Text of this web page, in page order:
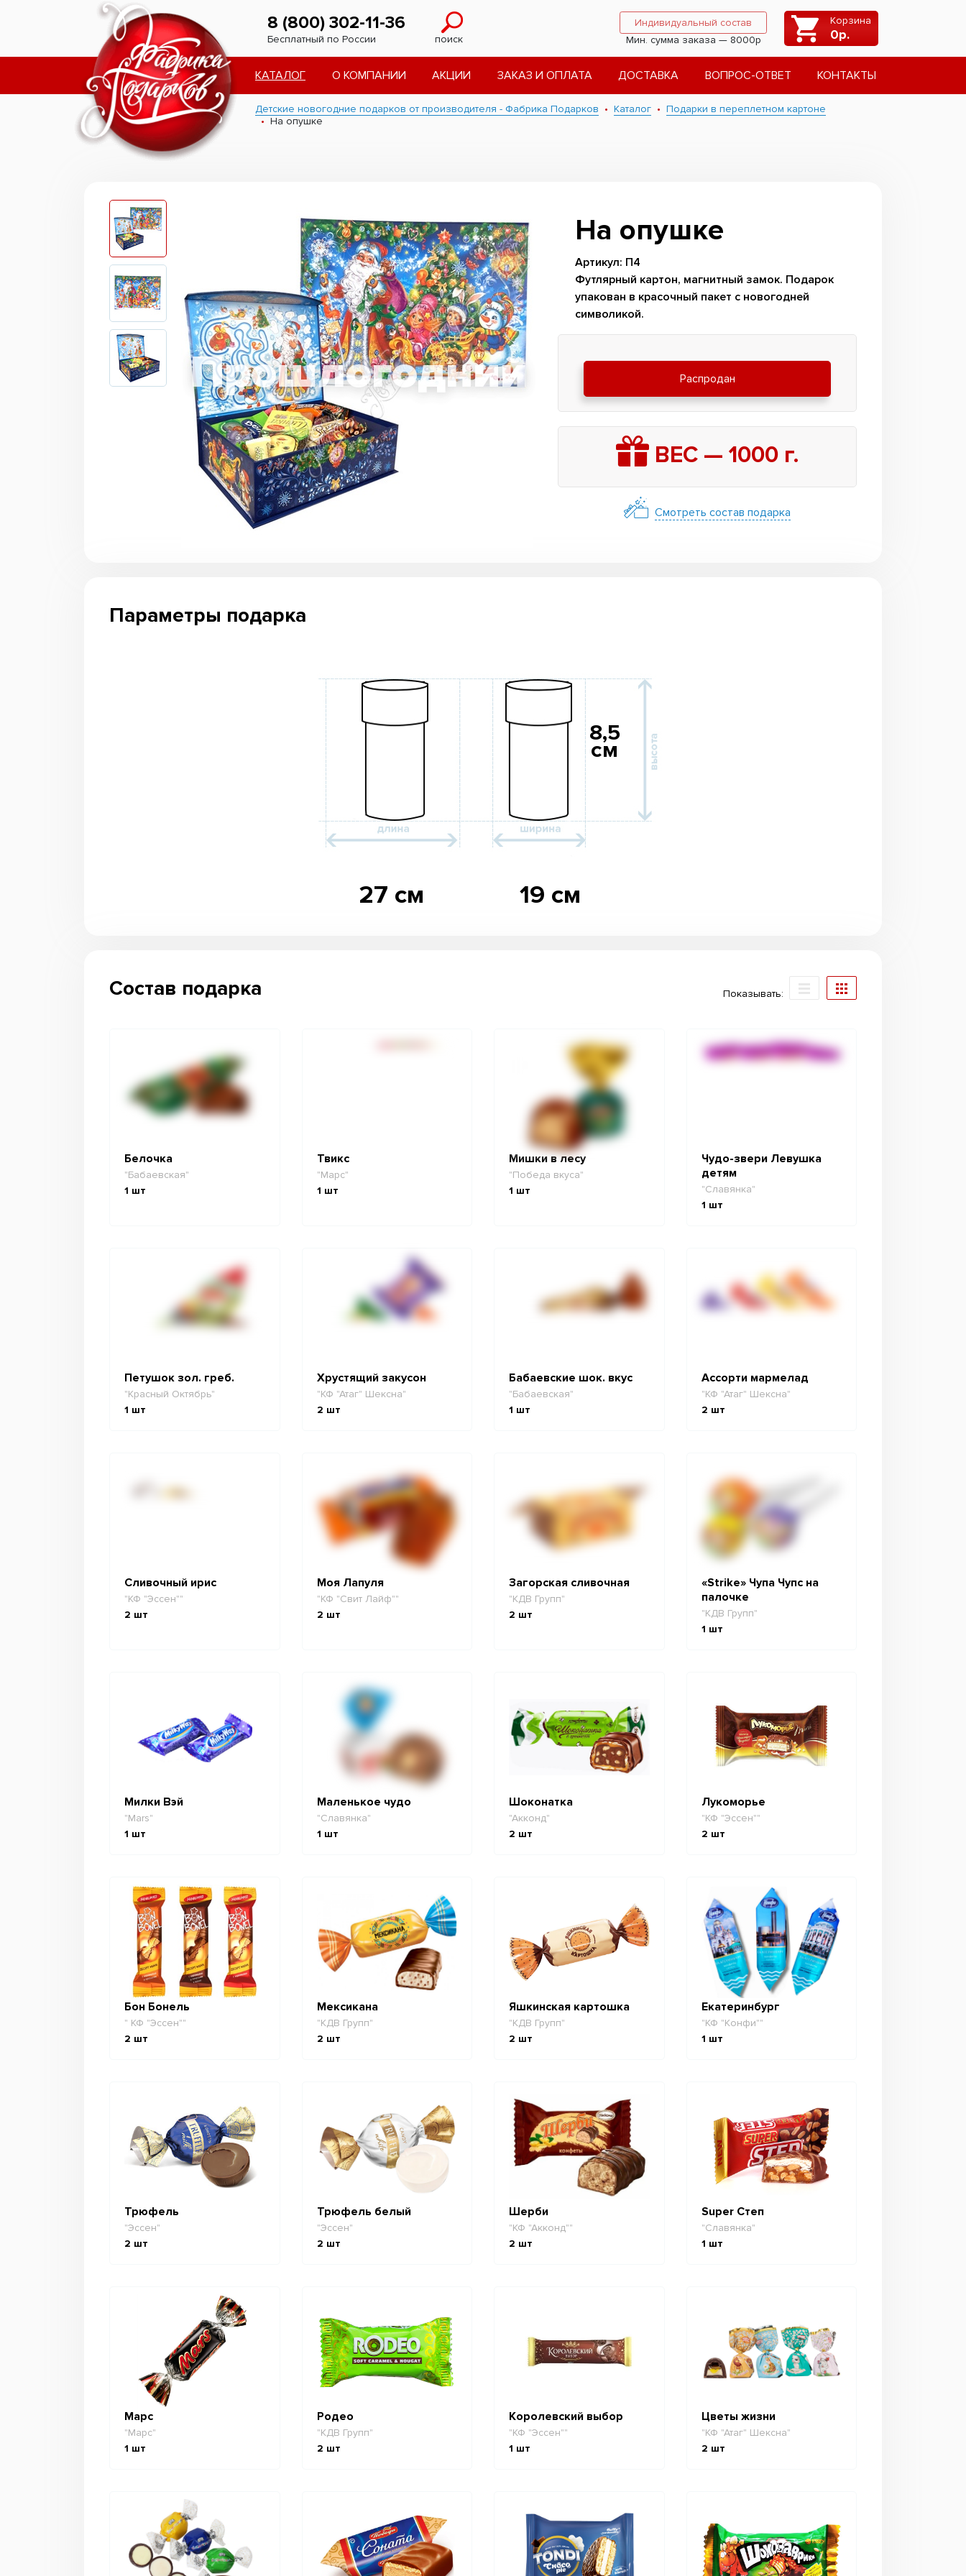
8 (800) 302-11-36
Бесплатный по России поиск
Индивидуальный состав
Мин. сумма заказа — 8000р
Корзина
0р.
КАТАЛОГ О КОМПАНИИ АКЦИИ ЗАКАЗ И ОПЛАТА ДОСТАВКА ВОПРОС-ОТВЕТ КОНТАКТЫ
Детские новогодние подарков от производителя - Фабрика Подарков Каталог
Подарки в переплетном картоне
На опушке
На опушке
Артикул: П4
Футлярный картон, магнитный замок. Подарок
упакован в красочный пакет с новогодней
символикой.
Распродан
ВЕС — 1000г.
Смотреть состав подарка
Параметры подарка
27 см 19 см
8,5
см
Состав подарка Показывать:
Белочка
"Бабаевская"
1 шт
Твикс
"Марс"
1 шт
Мишки в лесу
"Победа вкуса"
1 шт
Чудо-звери Левушка
детям
"Славянка"
1 шт
Петушок зол. греб.
"Красный Октябрь"
1 шт
Хрустящий закусон
"КФ "Атаг" Шексна"
2 шт
Бабаевские шок. вкус
"Бабаевская"
1 шт
Ассорти мармелад
"КФ "Атаг" Шексна"
2 шт
Сливочный ирис
"КФ "Эссен""
2 шт
Моя Лапуля
"КФ "Свит Лайф""
2 шт
Загорская сливочная
"КДВ Групп"
2 шт
«Strike» Чупа Чупс на
палочке
"КДВ Групп"
1 шт
Милки Вэй
"Mars"
1 шт
Маленькое чудо
"Славянка"
1 шт
Шоконатка
"Акконд"
2 шт
Лукоморье
"КФ "Эссен""
2 шт
Бон Бонель
" КФ "Эссен""
2 шт
Мексикана
"КДВ Групп"
2 шт
Яшкинская картошка
"КДВ Групп"
2 шт
Екатеринбург
"КФ "Конфи""
1 шт
Трюфель
"Эссен"
2 шт
Трюфель белый
"Эссен"
2 шт
Шерби
"КФ "Акконд""
2 шт
Super Степ
"Славянка"
1 шт
Марс
"Марс"
1 шт
Родео
"КДВ Групп"
2 шт
Королевский выбор
"КФ "Эссен""
1 шт
Цветы жизни
"КФ "Атаг" Шексна"
2 шт